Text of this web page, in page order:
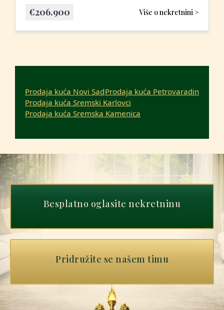
Više o nekretnini >
€206.900
Prodaja kuća Novi SadProdaja kuća Petrovaradin
Prodaja kuća Sremski Karlovci
Prodaja kuća Sremska Kamenica
Besplatno oglasite nekretninu
Pridružite se našem timu